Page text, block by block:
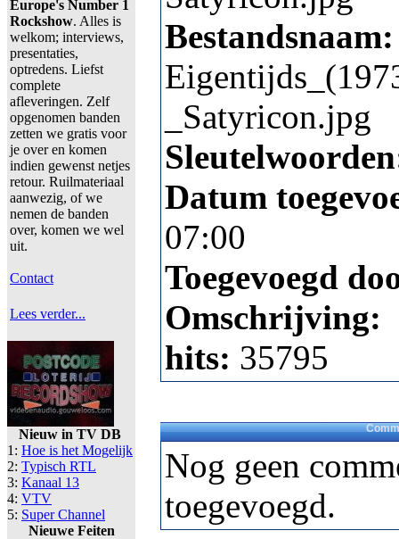
Europe's Number 1
Rockshow. Alles is
welkom; interviews,
presentaties,
optredens. Liefst
complete
afleveringen. Zelf
opgenomen banden
zetten we gratis voor
je over en komen
indien gewenst netjes
retour. Ruilmateriaal
aanwezig, of we
nemen de banden
over, komen we wel
uit.
Contact
Lees verder...
Nieuw in TV DB
1: Hoe is het Mogelijk
2: Typisch RTL
3: Kanaal 13
4: VTV
5: Super Channel
Nieuwe Feiten
Bestandsnaam:
_Satyricon.jpg
Datum
07:00
Toegevoegd
Omschrijving:
hits: 35795
Nog geen
toegevoegd.